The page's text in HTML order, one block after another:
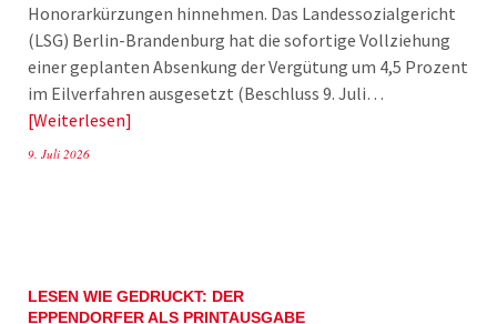
Honorarkürzungen hinnehmen. Das Landessozialgericht
(LSG) Berlin-Brandenburg hat die sofortige Vollziehung
einer geplanten Absenkung der Vergütung um 4,5 Prozent
im Eilverfahren ausgesetzt (Beschluss 9. Juli…
Weiterlesen
9. Juli 2026
LESEN WIE GEDRUCKT: DER
EPPENDORFER ALS PRINTAUSGABE